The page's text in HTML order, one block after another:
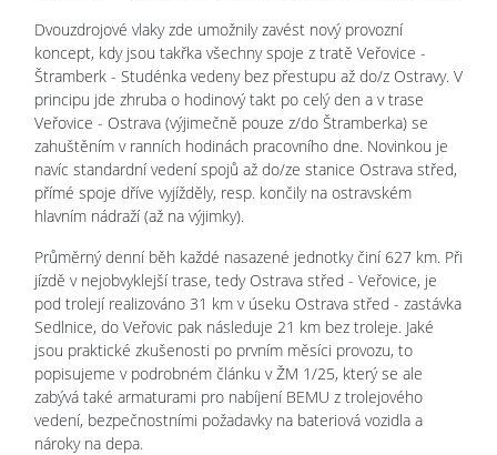
Dvouzdrojové vlaky zde umožnily zavést nový provozní
koncept, kdy jsou takřka všechny spoje z tratě Veřovice -
Štramberk - Studénka vedeny bez přestupu až do/z Ostravy. V
principu jde zhruba o hodinový takt po celý den a v trase
Veřovice - Ostrava (výjimečně pouze z/do Štramberka) se
zahuštěním v ranních hodinách pracovního dne. Novinkou je
navíc standardní vedení spojů až do/ze stanice Ostrava střed,
přímé spoje dříve vyjížděly, resp. končily na ostravském
hlavním nádraží (až na výjimky).
Průměrný denní běh každé nasazené jednotky činí 627 km. Při
jízdě v nejobvyklejší trase, tedy Ostrava střed - Veřovice, je
pod trolejí realizováno 31 km v úseku Ostrava střed - zastávka
Sedlnice, do Veřovic pak následuje 21 km bez troleje. Jaké
jsou praktické zkušenosti po prvním měsíci provozu, to
popisujeme v podrobném článku v ŽM 1/25, který se ale
zabývá také armaturami pro nabíjení BEMU z trolejového
vedení, bezpečnostními požadavky na bateriová vozidla a
nároky na depa.